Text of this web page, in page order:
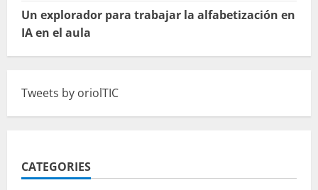
Un explorador para trabajar la alfabetización en
IA en el aula
Tweets by oriolTIC
CATEGORIES